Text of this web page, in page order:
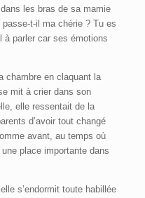
les bras de sa mamie
t-il ma chérie ? Tu es
à parler car ses émotions
chambre en claquant la
mit à crier dans son
elle ressentait de la
d’avoir tout changé
avant, au temps où
place importante dans
s’endormit toute habillée